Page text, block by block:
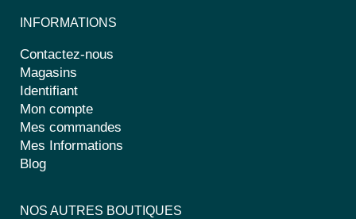
INFORMATIONS
Contactez-nous
Magasins
Identifiant
Mon compte
Mes commandes
Mes Informations
Blog
NOS AUTRES BOUTIQUES